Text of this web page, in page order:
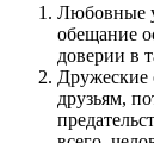
Любовные
обещание
доверии в
Дружеские
друзьям,